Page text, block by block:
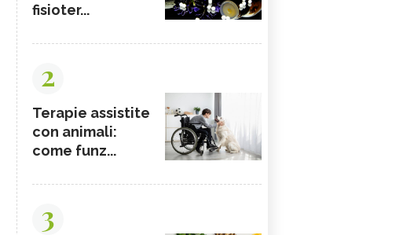
fisioter...
2
Terapie assistite
con animali:
come funz...
3